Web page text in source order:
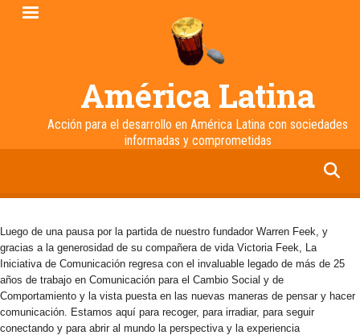
Pasar
América Latina
Acción para el desarrollo en América Latina con sociedades
informadas y comprometidas
Luego de una pausa por la partida de nuestro fundador Warren Feek, y
gracias a la generosidad de su compañera de vida Victoria Feek, La
Iniciativa de Comunicación regresa con el invaluable legado de más de 25
años de trabajo en Comunicación para el Cambio Social y de
Comportamiento y la vista puesta en las nuevas maneras de pensar y hacer
comunicación. Estamos aquí para recoger, para irradiar, para seguir
conectando y para abrir al mundo la perspectiva y la experiencia